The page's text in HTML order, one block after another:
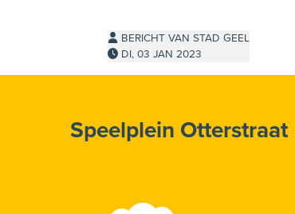
BERICHT VAN STAD GEEL
DI, 03 JAN 2023
Speelplein Otterstraat